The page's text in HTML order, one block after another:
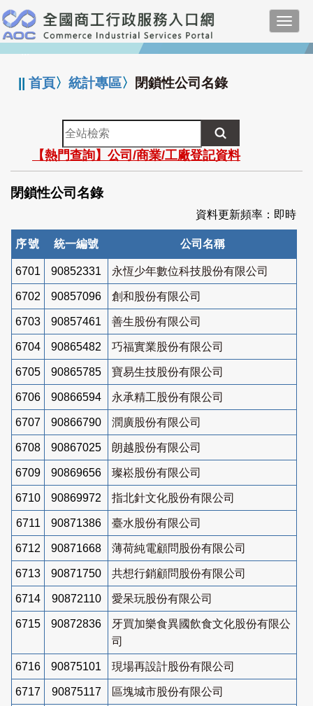
跳
到
主
要
:::
||首頁〉統計專區〉 閉鎖性公司名錄
全
站
檢
索
【熱門查詢】公司/商業/工廠登記資料
閉鎖性公司名錄
資料更新頻率：即時
序號 統一編號 公司名稱
6701 90852331 永恆少年數位科技股份有限公司
6702 90857096 創和股份有限公司
6703 90857461 善生股份有限公司
6704 90865482 巧福實業股份有限公司
6705 90865785 寶易生技股份有限公司
6706 90866594 永承精工股份有限公司
6707 90866790 潤廣股份有限公司
6708 90867025 朗越股份有限公司
6709 90869656 璨崧股份有限公司
6710 90869972 指北針文化股份有限公司
6711 90871386 臺水股份有限公司
6712 90871668 薄荷純電顧問股份有限公司
6713 90871750 共想行銷顧問股份有限公司
6714 90872110 愛呆玩股份有限公司
6715 90872836
牙買加樂食異國飲食文化股份有限公
司
6716 90875101 現場再設計股份有限公司
6717 90875117 區塊城市股份有限公司